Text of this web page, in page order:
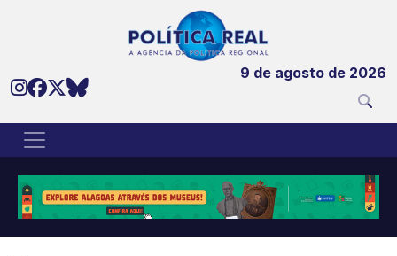
9 de agosto de 2026